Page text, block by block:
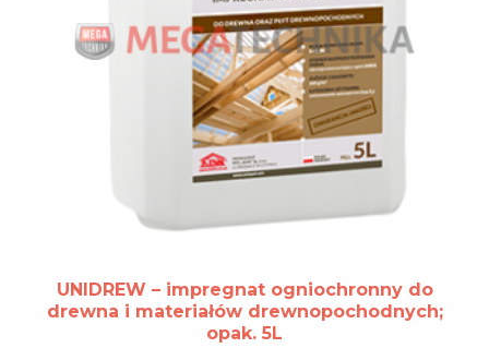
UNIDREW – impregnat ogniochronny do
drewna i materiałów drewnopochodnych;
opak. 5L